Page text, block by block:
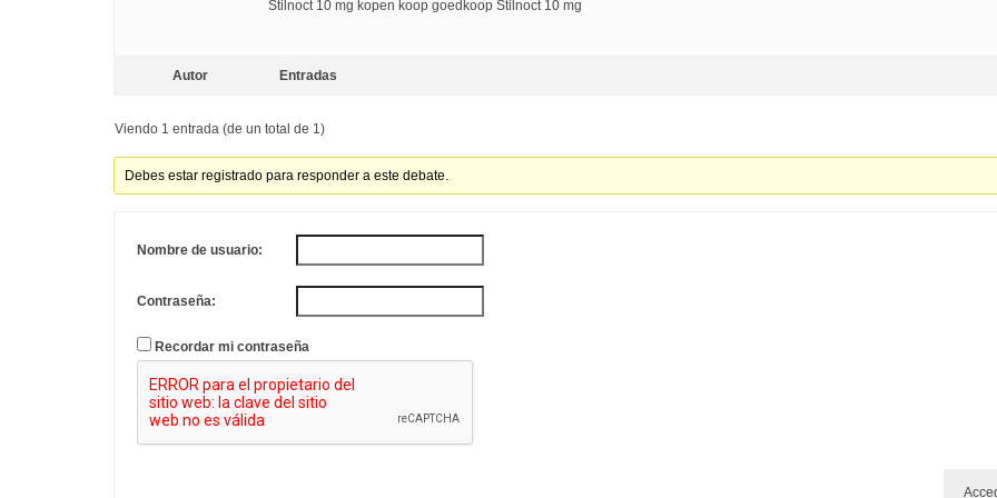
Stilnoct 10 mg kopen koop goedkoop Stilnoct 10 mg
Autor Entradas
Viendo 1 entrada (de un total de 1)
Debes estar registrado para responder a este debate.
Nombre de usuario:
Contraseña:
Recordar mi contraseña